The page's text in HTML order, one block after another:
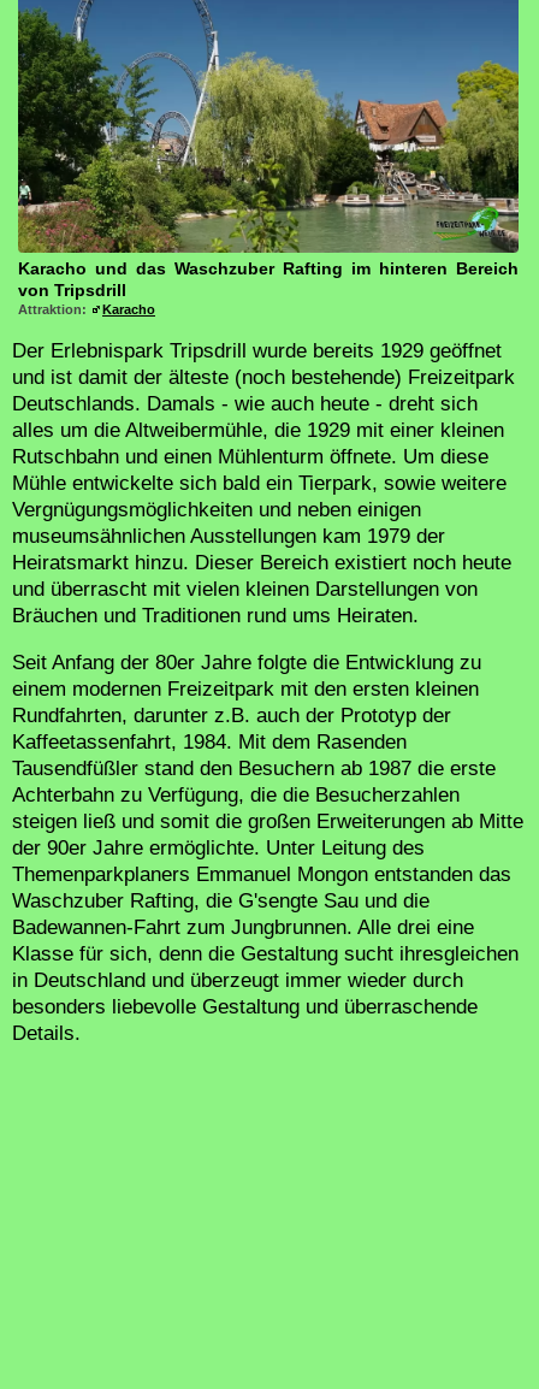
Karacho und das Waschzuber Rafting im hinteren Bereich
von Tripsdrill
Attraktion: Karacho
Der Erlebnispark Tripsdrill wurde bereits 1929 geöffnet
und ist damit der älteste (noch bestehende) Freizeitpark
Deutschlands. Damals - wie auch heute - dreht sich
alles um die Altweibermühle, die 1929 mit einer kleinen
Rutschbahn und einen Mühlenturm öffnete. Um diese
Mühle entwickelte sich bald ein Tierpark, sowie weitere
Vergnügungsmöglichkeiten und neben einigen
museumsähnlichen Ausstellungen kam 1979 der
Heiratsmarkt hinzu. Dieser Bereich existiert noch heute
und überrascht mit vielen kleinen Darstellungen von
Bräuchen und Traditionen rund ums Heiraten.
Seit Anfang der 80er Jahre folgte die Entwicklung zu
einem modernen Freizeitpark mit den ersten kleinen
Rundfahrten, darunter z.B. auch der Prototyp der
Kaffeetassenfahrt, 1984. Mit dem Rasenden
Tausendfüßler stand den Besuchern ab 1987 die erste
Achterbahn zu Verfügung, die die Besucherzahlen
steigen ließ und somit die großen Erweiterungen ab Mitte
der 90er Jahre ermöglichte. Unter Leitung des
Themenparkplaners Emmanuel Mongon entstanden das
Waschzuber Rafting, die G'sengte Sau und die
Badewannen-Fahrt zum Jungbrunnen. Alle drei eine
Klasse für sich, denn die Gestaltung sucht ihresgleichen
in Deutschland und überzeugt immer wieder durch
besonders liebevolle Gestaltung und überraschende
Details.